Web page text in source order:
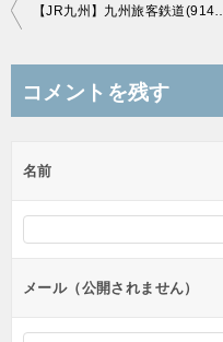
投
ビ
ー
シ
ン
【JR九州】九州旅客鉄道(9142)の公開
コメントを残す
名前
メール（公開されません）